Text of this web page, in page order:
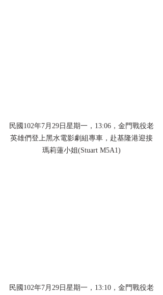
民國102年7月29日星期一，13:06，金門戰役老
英雄們登上黑水電影劇組專車，赴基隆港迎接
瑪莉蓮小姐(Stuart M5A1)
民國102年7月29日星期一，13:10，金門戰役老